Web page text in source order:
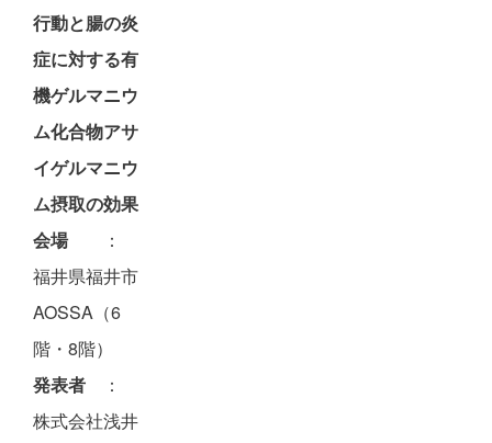
行動と腸の炎
症に対する有
機ゲルマニウ
ム化合物アサ
イゲルマニウ
ム摂取の効果
会場：
福井県福井市
AOSSA（6
階・8階）
発表者 ：
株式会社浅井